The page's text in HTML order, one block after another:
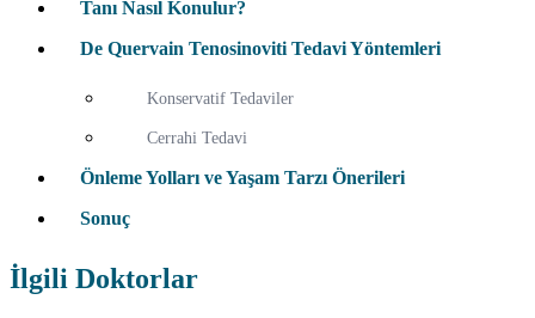
Tanı Nasıl Konulur?
De Quervain Tenosinoviti Tedavi Yöntemleri
Konservatif Tedaviler
Cerrahi Tedavi
Önleme Yolları ve Yaşam Tarzı Önerileri
Sonuç
İlgili Doktorlar